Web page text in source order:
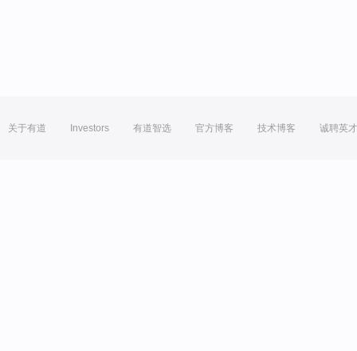
关于有道 Investors 有道智选 官方博客 技术博客 诚聘英才